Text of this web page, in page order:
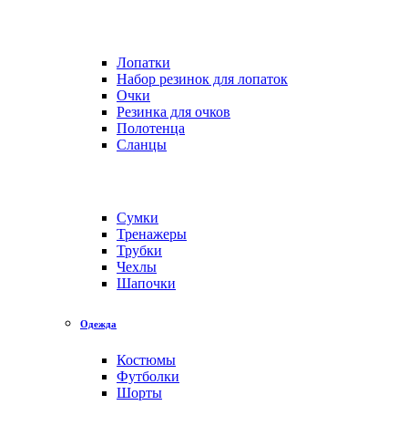
Лопатки
Набор резинок для лопаток
Очки
Резинка для очков
Полотенца
Сланцы
Сумки
Тренажеры
Трубки
Чехлы
Шапочки
Одежда
Костюмы
Футболки
Шорты